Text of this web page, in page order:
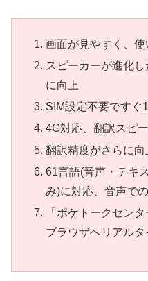
画面が見やすく、
スピーカーが進化
に向上
SIM設定不要ですぐ
4G対応、翻訳スピ
翻訳精度がさらに向
61言語(音声・テキス
み)に対応、音声で
「ポケトークセン
ブラウザへリアル